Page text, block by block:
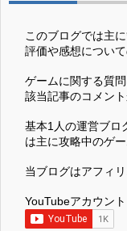
このブログでは主
評価や感想につい
ゲームに関する質
該当記事のコメン
基本1人の運営ブロ
は主に攻略中のゲ
当ブログはアフィ
YouTubeアカウント